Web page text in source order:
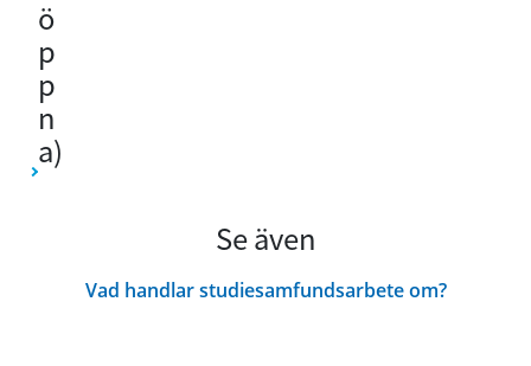
ö
p
p
n
a)
Se även
Vad handlar studiesamfundsarbete om?